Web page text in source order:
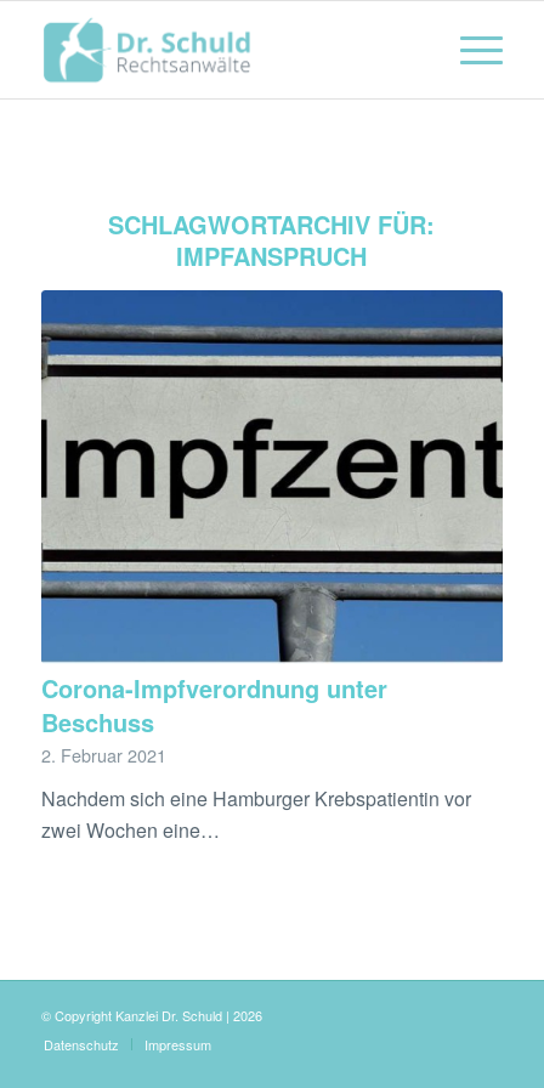
SCHLAGWORTARCHIV FÜR:
IMPFANSPRUCH
Corona-Impfverordnung unter
Beschuss
2. Februar 2021
Nachdem sich eine Hamburger Krebspatientin vor
zwei Wochen eine…
© Copyright Kanzlei Dr. Schuld | 2026
Datenschutz
Impressum